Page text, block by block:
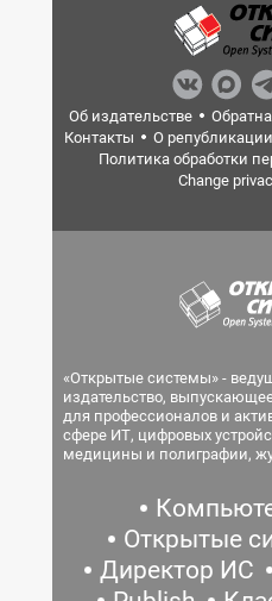
Об издательстве
Контакты
О републикации
Политика обработки
Change
«Открытые системы» -
издательство,
для профессионалов и
сфере ИТ, цифровых
медицины и полиграфии,
Открытые
Директор ИС